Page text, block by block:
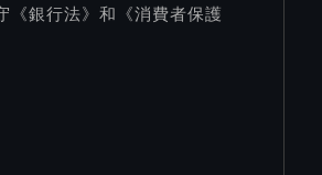
《銀行法》和《消費者保護